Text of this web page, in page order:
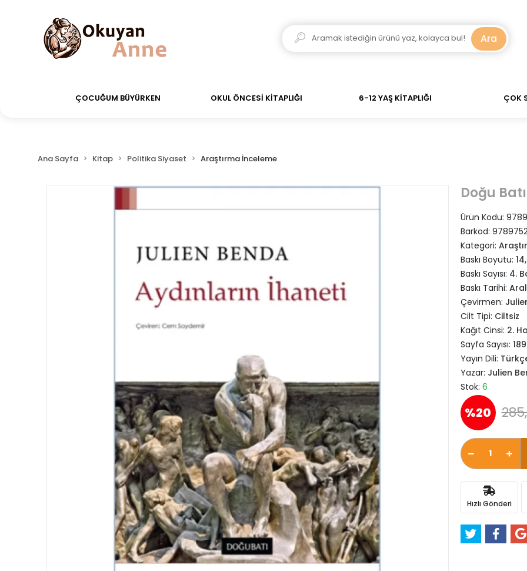
siparişler Aynı Gün Kargo! Saat 11:00'a kadar verdiğiniz siparişler Aynı Gün Kargo! 700 TL
Ara
ÇOCUĞUM BÜYÜRKEN OKUL ÖNCESİ KİTAPLIĞI 6-12 YAŞ KİTAPLIĞI ÇOK
Ana Sayfa Kitap Politika Siyaset Araştırma İnceleme
Doğu
Ürün Kodu:
Barkod:
Kategori:
Baskı Boyutu:
Baskı Sayısı: 4.
Baskı Tarihi:
Çevirmen:
Cilt Tipi: Ciltsiz
Kağıt Cinsi: 2.
Sayfa Sayısı: 189
Yayın Dili:
Yazar: Julien
Stok: 6
%20
Hızlı Gönderi